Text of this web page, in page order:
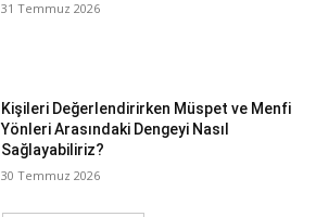
31 Temmuz 2026
Kişileri Değerlendirirken Müspet ve Menfi
Yönleri Arasındaki Dengeyi Nasıl
Sağlayabiliriz?
30 Temmuz 2026